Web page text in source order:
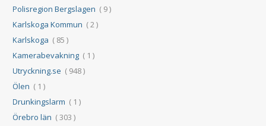
Polisregion Bergslagen ( 9 )
Karlskoga Kommun ( 2 )
Karlskoga ( 85 )
Kamerabevakning ( 1 )
Utryckning.se ( 948 )
Ölen ( 1 )
Drunkingslarm ( 1 )
Örebro län ( 303 )